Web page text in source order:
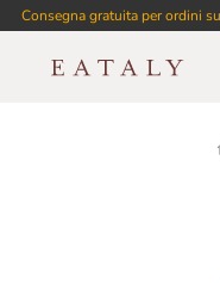
Consegna gratuita per ordini